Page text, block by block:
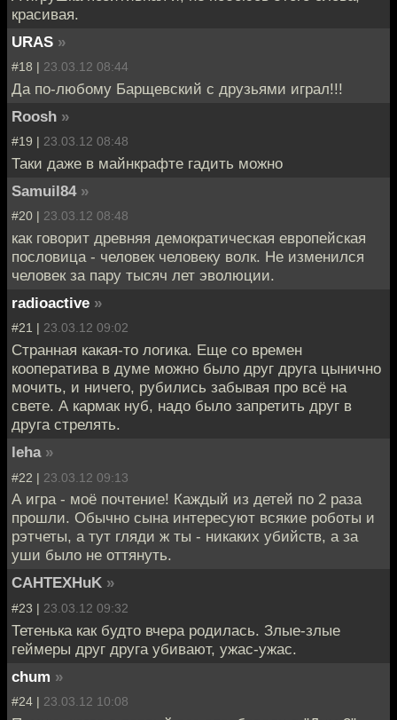
красивая.
URAS »
#18 | 23.03.12 08:44
Да по-любому Барщевский с друзьями играл!!!
Roosh »
#19 | 23.03.12 08:48
Таки даже в майнкрафте гадить можно
Samuil84 »
#20 | 23.03.12 08:48
как говорит древняя демократическая европейская
пословица - человек человеку волк. Не изменился
человек за пару тысяч лет эволюции.
radioactive »
#21 | 23.03.12 09:02
Странная какая-то логика. Еще со времен
кооператива в думе можно было друг друга цынично
мочить, и ничего, рубились забывая про всё на
свете. А кармак нуб, надо было запретить друг в
друга стрелять.
leha »
#22 | 23.03.12 09:13
А игра - моё почтение! Каждый из детей по 2 раза
прошли. Обычно сына интересуют всякие роботы и
рэтчеты, а тут гляди ж ты - никаких убийств, а за
уши было не оттянуть.
CAHTEXHuK »
#23 | 23.03.12 09:32
Тетенька как будто вчера родилась. Злые-злые
геймеры друг друга убивают, ужас-ужас.
chum »
#24 | 23.03.12 10:08